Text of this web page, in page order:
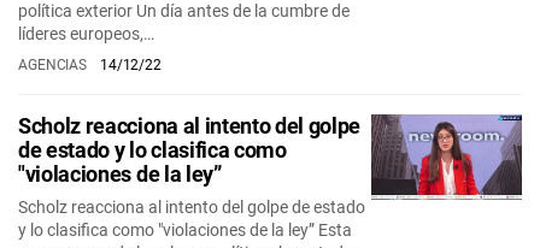
política exterior Un día antes de la cumbre de
líderes europeos,…
AGENCIAS 14/12/22
Scholz reacciona al intento del golpe
de estado y lo clasifica como
"violaciones de la ley”
Scholz reacciona al intento del golpe de estado
y lo clasifica como "violaciones de la ley” Esta